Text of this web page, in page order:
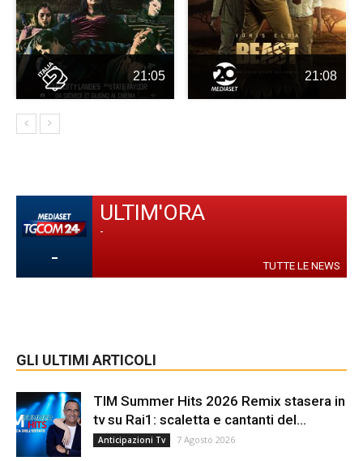
21:05 21:08
-
ULTIM'ORA
-
TUTTE LE NEWS
GLI ULTIMI ARTICOLI
TIM Summer Hits 2026 Remix stasera in
tv su Rai1: scaletta e cantanti del...
Anticipazioni Tv 7 Agosto 2026